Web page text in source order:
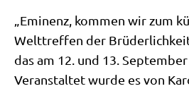
„Emi­nenz, kom­men wir zum
Welt­tref­fen der
das am 12. und 13.
Ver­an­stal­tet wur­de es von